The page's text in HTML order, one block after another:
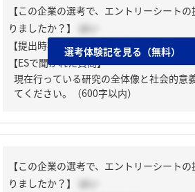
【この企業の選考で、エントリーシート
りましたか？】
はい
【提出時期】 2025年01月下旬
【ESで聞かれた質問】
現在行っている研究の全体像と社会的意
てください。（600字以内）
選考体験記を見る（無料）
【この企業の選考で、エントリーシート
りましたか？】
はい